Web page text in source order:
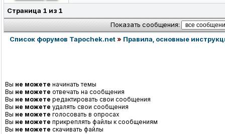
Страница 1 из 1
Показать сообщения:
Список форумов Tapochek.net» Правила, основные
Вы не можете начинать темы
Вы не можете отвечать на сообщения
Вы не можете редактировать свои сообщения
Вы не можете удалять свои сообщения
Вы не можете голосовать в опросах
Вы не можете прикреплять файлы к сообщениям
Вы не можете скачивать файлы